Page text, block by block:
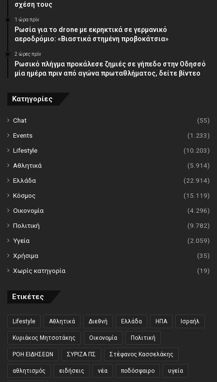
σχέση τους
1 ώρα πρίν
Ρωσία για το drone με εκρηκτικά σε γερμανικό
αεροδρόμιο: «Βιαστικά στημένη προβοκάτσια»
2 ώρες πρίν
Ρωσικό πλήγμα προκάλεσε ζημιές σε γήπεδο στην Οδησσό
μία ημέρα πριν από αγώνα πρωταθλήματος, δείτε βίντεο
Κατηγορίες
Chat
(55)
Events
(1.233)
Lifestyle
(10.203)
Αθλητικά
(5.914)
Ελλάδα
(22.914)
Κόσμος
(15.119)
Οικονομία
(4.296)
Πολιτική
(9.782)
Υγεία
(2.059)
Χρήσιμα
(35)
Χωρίς κατηγορία
(19)
Ετικέτες
Lifestyle Αθλητικά Διεθνή Ελλάδα ΗΠΑ Ισραήλ
Κυριάκος Μητσοτάκης Οικονομία Πολιτική
ΡΟΗ ΕΙΔΗΣΕΩΝ ΣΥΡΙΖΑ ΠΣ Στέφανος Κασσελάκης
αθλητισμός ειδήσεις νέα ποδόσφαιρο υγεία